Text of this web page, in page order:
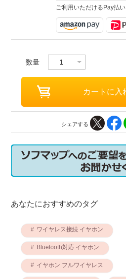
ご利用いただけるPay払い
数量
シェアする
あなたにおすすめのタグ
ワイヤレス接続 イヤホン
Bluetooth対応 イヤホン
イヤホン フルワイヤレス